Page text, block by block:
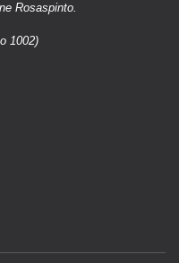
Rosaspinto.
1002)